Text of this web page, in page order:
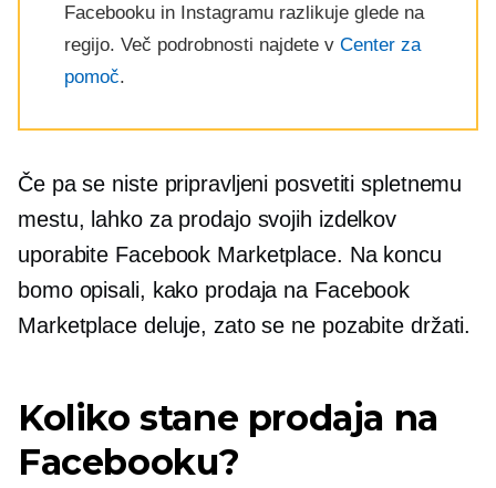
Facebooku in Instagramu razlikuje glede na
regijo. Več podrobnosti najdete v Center za
pomoč.
Če pa se niste pripravljeni posvetiti spletnemu
mestu, lahko za prodajo svojih izdelkov
uporabite Facebook Marketplace. Na koncu
bomo opisali, kako prodaja na Facebook
Marketplace deluje, zato se ne pozabite držati.
Koliko stane prodaja na
Facebooku?